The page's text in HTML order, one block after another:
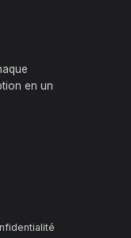
en un